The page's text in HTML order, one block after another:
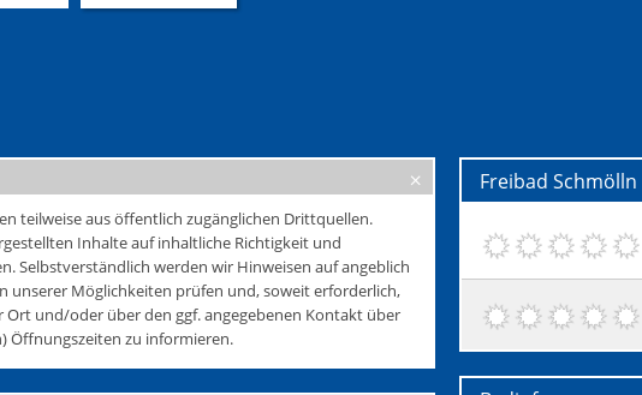
teilweise aus öffentlich zugänglichen Drittquellen.
Inhalte auf inhaltliche Richtigkeit und
Selbstverständlich werden wir Hinweisen auf angeblich
unserer Möglichkeiten prüfen und, soweit erforderlich,
und/oder über den ggf. angegebenen Kontakt über
Öffnungszeiten zu informieren.
Freibad Schmölln